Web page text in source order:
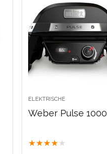
ELEKTRISCHE
Weber Pulse 1000
★★★★ ★